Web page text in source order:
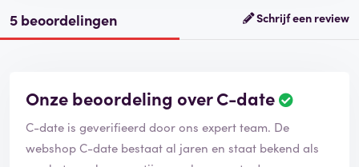
5 beoordelingen Schrijf een review
Onze beoordeling over C-date
C-date is geverifieerd door ons expert team. De
webshop C-date bestaat al jaren en staat bekend als